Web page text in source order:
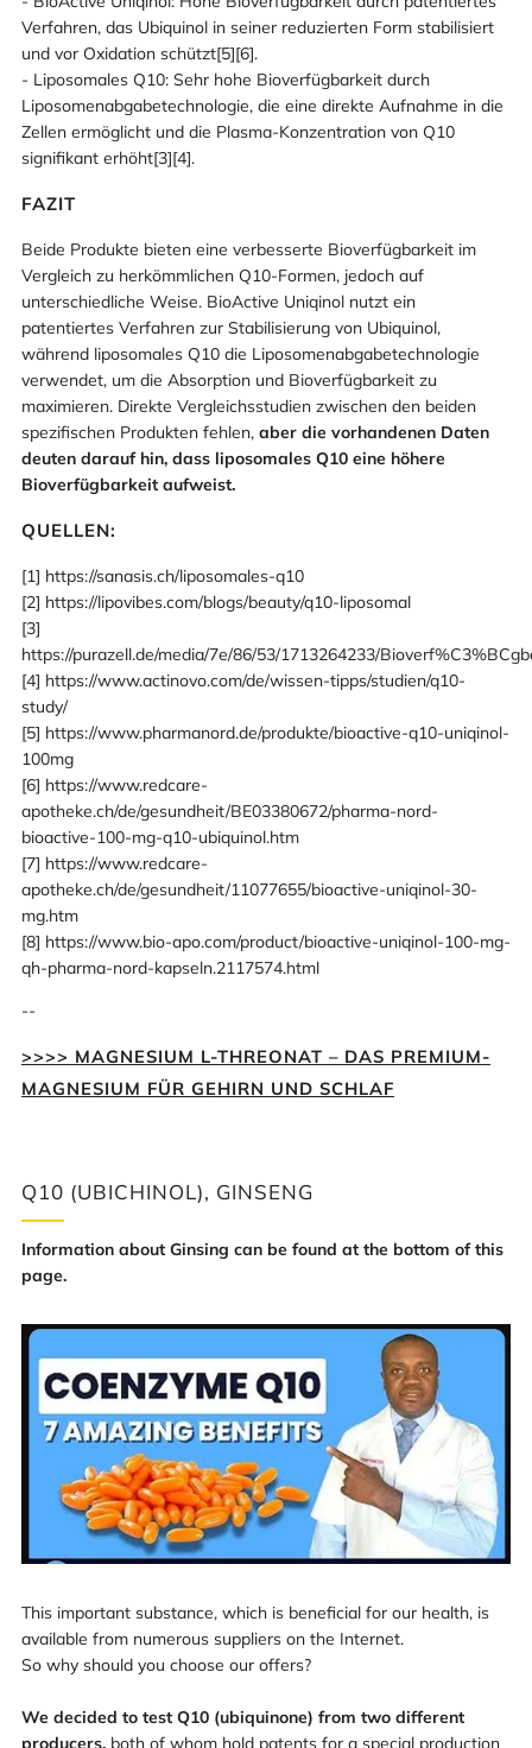
Verfahren, das Ubiquinol in seiner reduzierten Form stabilisiert
und vor Oxidation schützt[5][6].
- Liposomales Q10: Sehr hohe Bioverfügbarkeit durch
Liposomenabgabetechnologie, die eine direkte Aufnahme in die
Zellen ermöglicht und die Plasma-Konzentration von Q10
signifikant erhöht[3][4].
FAZIT
Beide Produkte bieten eine verbesserte Bioverfügbarkeit im
Vergleich zu herkömmlichen Q10-Formen, jedoch auf
unterschiedliche Weise. BioActive Uniqinol nutzt ein
patentiertes Verfahren zur Stabilisierung von Ubiquinol,
während liposomales Q10 die Liposomenabgabetechnologie
verwendet, um die Absorption und Bioverfügbarkeit zu
maximieren. Direkte Vergleichsstudien zwischen den beiden
spezifischen Produkten fehlen, aber die vorhandenen Daten
deuten darauf hin, dass liposomales Q10 eine höhere
Bioverfügbarkeit aufweist.
QUELLEN:
[1] https://sanasis.ch/liposomales-q10
[2] https://lipovibes.com/blogs/beauty/q10-liposomal
[3]
https://purazell.de/media/7e/86/53/1713264233/
[4] https://www.actinovo.com/de/wissen-tipps/studien/q10-
study/
[5] https://www.pharmanord.de/produkte/bioactive-q10-uniqinol-
100mg
[6] https://www.redcare-
apotheke.ch/de/gesundheit/BE03380672/pharma-nord-
bioactive-100-mg-q10-ubiquinol.htm
[7] https://www.redcare-
apotheke.ch/de/gesundheit/11077655/bioactive-uniqinol-30-
mg.htm
[8] https://www.bio-apo.com/product/bioactive-uniqinol-100-mg-
qh-pharma-nord-kapseln.2117574.html
--
>>>> MAGNESIUM L-THREONAT – DAS PREMIUM-
MAGNESIUM FÜR GEHIRN UND SCHLAF
Q10 (UBICHINOL), GINSENG
Information about Ginsing can be found at the bottom of this
page.
This important substance, which is beneficial for our health, is
available from numerous suppliers on the Internet.
So why should you choose our offers?
We decided to test Q10 (ubiquinone) from two different
producers, both of whom hold patents for a special production